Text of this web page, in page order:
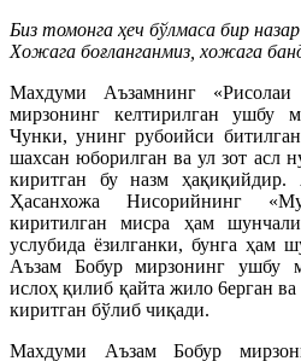
Биз томонга ҳеч бўлмаса бир
Хожага боғланганмиз, хожага
Махдуми Аъзамнинг «Рисолаи
мирзонинг келтирилган ушбу
Чунки, унинг рубоийси
шахсан юборилган ва ул зот асл
киритган бу назм
Ҳасанхожа Нисорийнинг
киритилган мисра ҳам
услубида ёзилганки, бунга ҳам
Аъзам Бобур мирзонинг ушбу
ислоҳ қилиб қайта жило 6ерган
киритган бўлиб чиқади.
Махдуми Аъзам Бобур